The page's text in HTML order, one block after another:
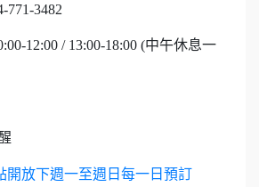
771-3482
12:00 / 13:00-18:00 (中午休息一
開放下週一至週日每一日預訂